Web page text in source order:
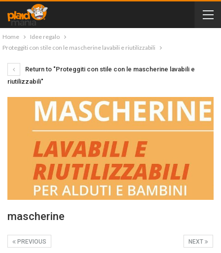
Home
Idee regalo
Proteggiti con stile con le mascherine lavabili e riutilizzabili
Return to "Proteggiti con stile con le mascherine lavabili e
riutilizzabili"
mascherine
NEXT
PREVIOUS